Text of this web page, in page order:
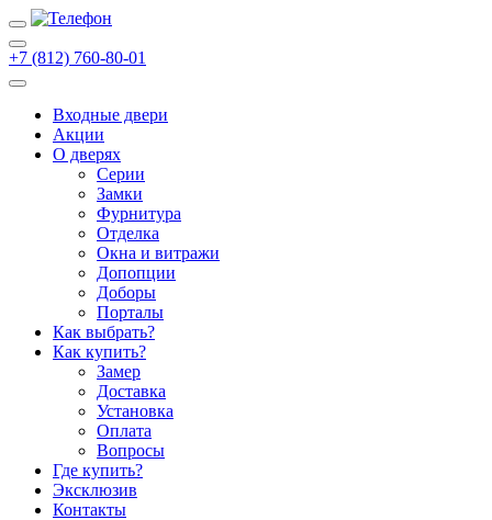
+7 (812) 760-80-01
Входные двери
Акции
О дверях
Cерии
Замки
Фурнитура
Отделка
Окна и витражи
Допопции
Доборы
Порталы
Как выбрать?
Как купить?
Замер
Доставка
Установка
Оплата
Вопросы
Где купить?
Эксклюзив
Контакты